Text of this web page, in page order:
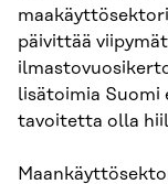
päivittää
lisätoimia Suomi
tavoitetta olla